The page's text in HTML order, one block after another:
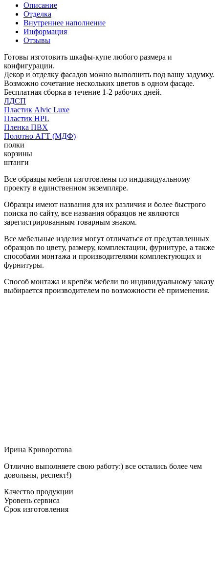
Описание
Отделка
Внутреннее наполнение
Информация
Отзывы
Готовы изготовить шкафы-купе любого размера и
конфигурации.
Декор и отделку фасадов можно выполнить под вашу задумку.
Возможно сочетание нескольких цветов в одном фасаде.
Бесплатная сборка в течение 1-2 рабочих дней.
ЛДСП
Пластик Alvic Luxe
Пластик HPL
Пленка ПВХ
Полотно АГТ (МДФ)
полки
корзины
штанги
Все образцы мебели изготовлены по индивидуальному
проекту в единственном экземпляре.
Образцы имеют названия для их различия и более быстрого
поиска по сайту, все названия образцов не являются
зарегистрированным товарным знаком.
Все мебельные изделия могут отличаться от представленных
образцов по цвету, размеру, комплектации, фурнитуре, а также
способами монтажа и производителями комплектующих и
фурнитуры.
Способ монтажа и крепёж мебели по индивидуальному заказу
выбирается производителем по возможности её применения.
Ирина Криворотова
Отлично выполняете свою работу:) все остались более чем
довольны, респект!)
Качество продукции
Уровень сервиса
Срок изготовления